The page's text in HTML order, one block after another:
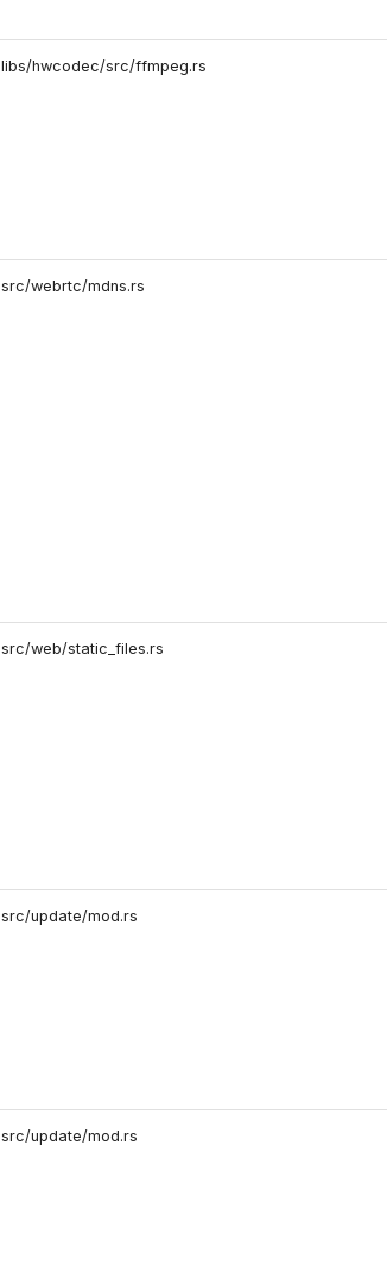
libs/hwcodec/src/ffmpeg.rs
src/webrtc/mdns.rs
src/web/static_files.rs
src/update/mod.rs
src/update/mod.rs